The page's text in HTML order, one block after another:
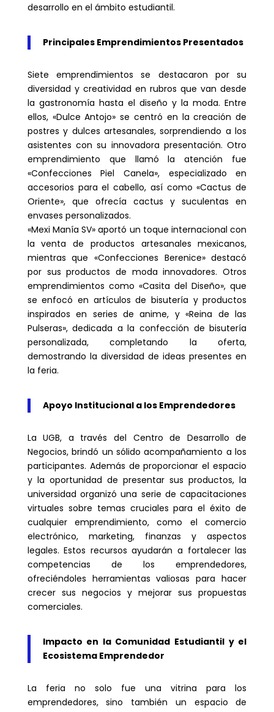
desarrollo en el ámbito estudiantil.
Principales Emprendimientos Presentados
Siete emprendimientos se destacaron por su
diversidad y creatividad en rubros que van desde
la gastronomía hasta el diseño y la moda. Entre
ellos, «Dulce Antojo» se centró en la creación de
postres y dulces artesanales, sorprendiendo a los
asistentes con su innovadora presentación. Otro
emprendimiento que llamó la atención fue
«Confecciones Piel Canela», especializado en
accesorios para el cabello, así como «Cactus de
Oriente», que ofrecía cactus y suculentas en
envases personalizados.
«Mexi Manía SV» aportó un toque internacional con
la venta de productos artesanales mexicanos,
mientras que «Confecciones Berenice» destacó
por sus productos de moda innovadores. Otros
emprendimientos como «Casita del Diseño», que
se enfocó en artículos de bisutería y productos
inspirados en series de anime, y «Reina de las
Pulseras», dedicada a la confección de bisutería
personalizada, completando la oferta,
demostrando la diversidad de ideas presentes en
la feria.
Apoyo Institucional a los Emprendedores
La UGB, a través del Centro de Desarrollo de
Negocios, brindó un sólido acompañamiento a los
participantes. Además de proporcionar el espacio
y la oportunidad de presentar sus productos, la
universidad organizó una serie de capacitaciones
virtuales sobre temas cruciales para el éxito de
cualquier emprendimiento, como el comercio
electrónico, marketing, finanzas y aspectos
legales. Estos recursos ayudarán a fortalecer las
competencias de los emprendedores,
ofreciéndoles herramientas valiosas para hacer
crecer sus negocios y mejorar sus propuestas
comerciales.
Impacto en la Comunidad Estudiantil y el
Ecosistema Emprendedor
La feria no solo fue una vitrina para los
emprendedores, sino también un espacio de